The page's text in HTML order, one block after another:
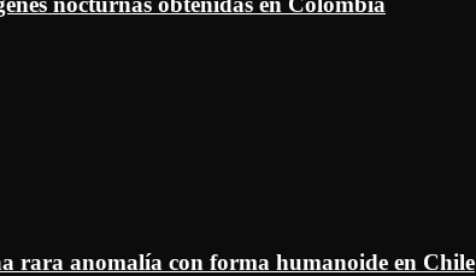
rara anomalía con forma humanoide en Chile